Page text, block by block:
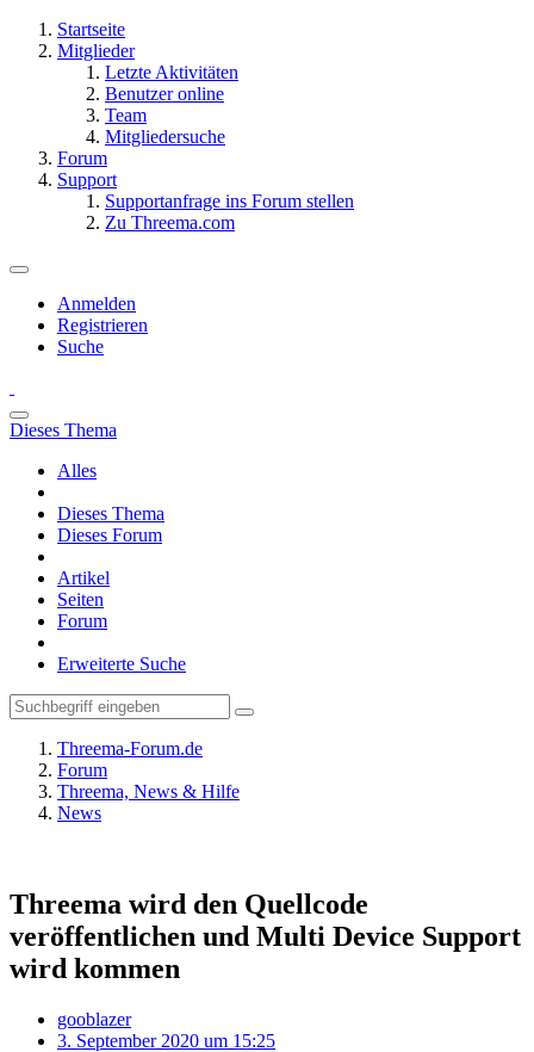
Startseite
Mitglieder
Letzte Aktivitäten
Benutzer online
Team
Mitgliedersuche
Forum
Support
Supportanfrage ins Forum stellen
Zu Threema.com
Anmelden
Registrieren
Suche
Dieses Thema
Alles
Dieses Thema
Dieses Forum
Artikel
Seiten
Forum
Erweiterte Suche
Threema-Forum.de
Forum
Threema, News & Hilfe
News
Threema wird den Quellcode
veröffentlichen und Multi Device Support
wird kommen
gooblazer
3. September 2020 um 15:25